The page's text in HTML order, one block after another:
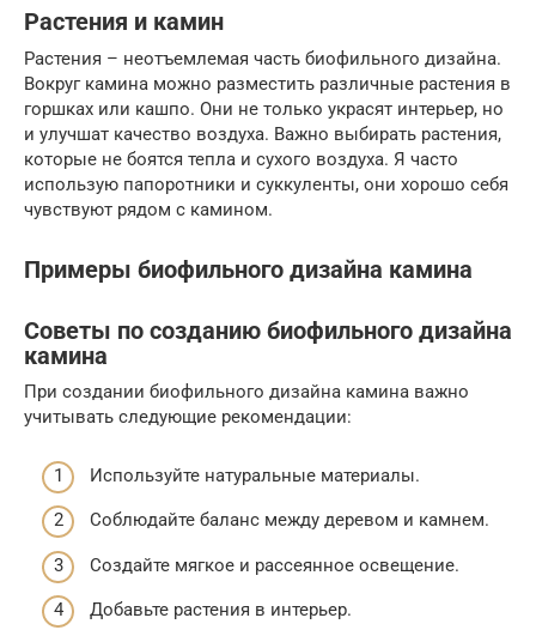
Растения и камин
Растения – неотъемлемая часть биофильного дизайна.
Вокруг камина можно разместить различные растения в
горшках или кашпо. Они не только украсят интерьер, но
и улучшат качество воздуха. Важно выбирать растения,
которые не боятся тепла и сухого воздуха. Я часто
использую папоротники и суккуленты, они хорошо себя
чувствуют рядом с камином.
Примеры биофильного дизайна камина
Советы по созданию биофильного дизайна
камина
При создании биофильного дизайна камина важно
учитывать следующие рекомендации:
Используйте натуральные материалы.
Соблюдайте баланс между деревом и камнем.
Создайте мягкое и рассеянное освещение.
Добавьте растения в интерьер.